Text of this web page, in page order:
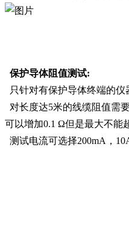
保护导体阻值测试:
只针对有保护导体终端的仪
对长度达5米的线缆阻值需
可以增加0.1 Ω但是最大不能
测试电流可选择200mA，